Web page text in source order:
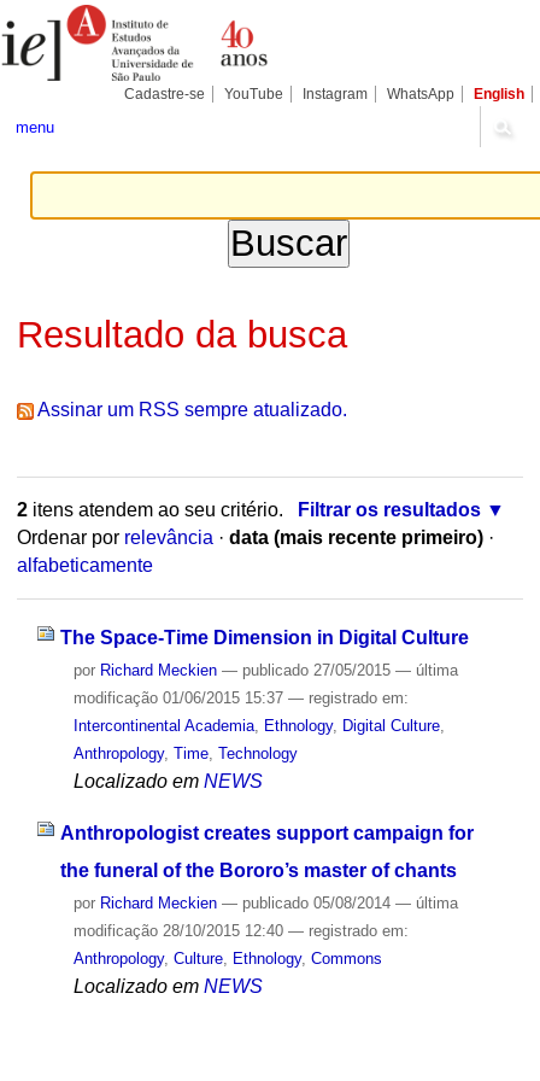
para
conteúdo.
Pessoais
Cadastre-se YouTube Instagram WhatsApp English
menu
Resultado da busca
Assinar um RSS sempre atualizado.
2itens atendem ao seu critério.
Filtrar os resultados
Ordenar por relevância · data (mais recente primeiro) ·
alfabeticamente
The Space-Time Dimension in Digital Culture
por Richard Meckien — publicado27/05/2015 — última
modificação01/06/2015 15:37 — registrado em:
Intercontinental Academia, Ethnology, Digital Culture,
Anthropology, Time, Technology
Localizado em NEWS
Anthropologist creates support campaign for
the funeral of the Bororo’s master of chants
por Richard Meckien — publicado05/08/2014 — última
modificação28/10/2015 12:40 — registrado em:
Anthropology, Culture, Ethnology, Commons
Localizado em NEWS